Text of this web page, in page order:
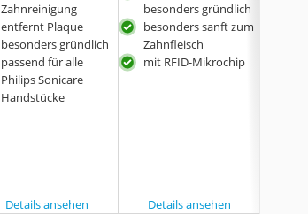
Zahnreinigung
entfernt Plaque
besonders gründlich
passend für alle
Philips Sonicare
Handstücke
besonders gründlich
besonders sanft zum
Zahnfleisch
mit RFID-Mikrochip
Details ansehen
Details ansehen